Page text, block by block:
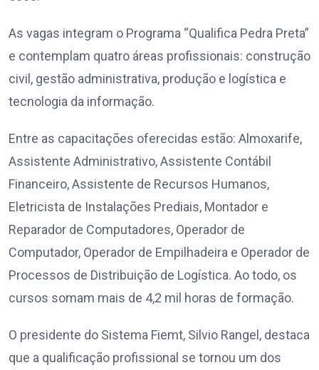
As vagas integram o Programa “Qualifica Pedra Preta”
e contemplam quatro áreas profissionais: construção
civil, gestão administrativa, produção e logística e
tecnologia da informação.
Entre as capacitações oferecidas estão: Almoxarife,
Assistente Administrativo, Assistente Contábil
Financeiro, Assistente de Recursos Humanos,
Eletricista de Instalações Prediais, Montador e
Reparador de Computadores, Operador de
Computador, Operador de Empilhadeira e Operador de
Processos de Distribuição de Logística. Ao todo, os
cursos somam mais de 4,2 mil horas de formação.
O presidente do Sistema Fiemt, Silvio Rangel, destaca
que a qualificação profissional se tornou um dos